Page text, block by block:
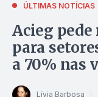
ÚLTIMAS NOTÍCIAS
Acieg
para
a 70% nas
Lívia Barbosa